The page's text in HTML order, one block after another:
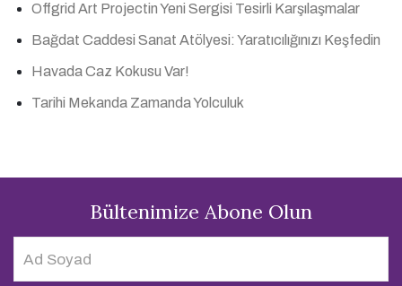
Offgrid Art Projectin Yeni Sergisi Tesirli Karşılaşmalar
Bağdat Caddesi Sanat Atölyesi: Yaratıcılığınızı Keşfedin
Havada Caz Kokusu Var!
Tarihi Mekanda Zamanda Yolculuk
Bültenimize Abone Olun